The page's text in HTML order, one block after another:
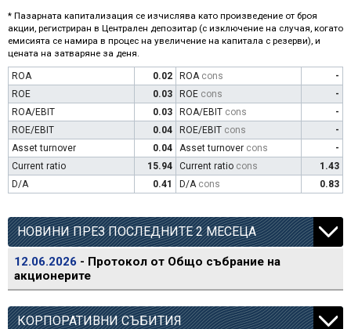
* Пазарната капитализация се изчислява като произведение от броя
акции, регистриран в Централен депозитар (с изключение на случая, когато
емисията се намира в процес на увеличение на капитала с резерви), и
цената на затваряне за деня.
ROA 0.02 ROA cons
-
ROE
0.03 ROE cons
-
ROA/EBIT
0.03 ROA/EBIT cons
-
ROE/EBIT
0.04 ROE/EBIT cons
-
Asset turnover
0.04 Asset turnover cons
-
Current ratio
15.94 Current ratio cons
1.43
D/A
0.41 D/A cons 0.83
НОВИНИ ПРЕЗ ПОСЛЕДНИТЕ 2 МЕСЕЦА
12.06.2026 - Протокол от Общо събрание на
акционерите
КОРПОРАТИВНИ СЪБИТИЯ